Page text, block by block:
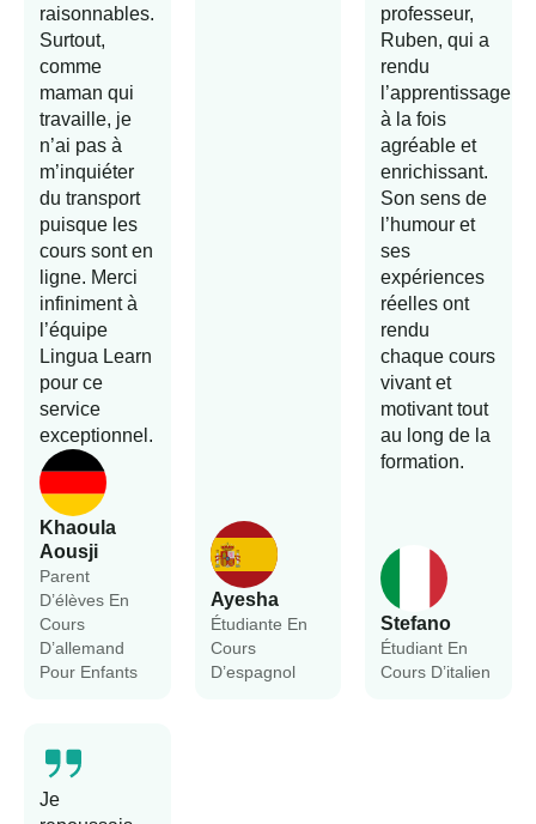
Khaoula
Aousji
Parent
D’élèves En
Cours
D’allemand
Pour Enfants
raisonnables.
Surtout,
comme
maman qui
travaille, je
n’ai pas à
m’inquiéter
du transport
puisque les
cours sont en
ligne. Merci
infiniment à
l’équipe
Lingua Learn
pour ce
service
exceptionnel.
Ayesha
Étudiante En
Cours
D’espagnol
Stefano
Étudiant En
Cours D’italien
professeur,
Ruben, qui a
rendu
l’apprentissage
à la fois
agréable et
enrichissant.
Son sens de
l’humour et
ses
expériences
réelles ont
rendu
chaque cours
vivant et
motivant tout
au long de la
formation.
Je